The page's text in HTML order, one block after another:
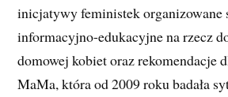
inicjatywy feministek organizowane
informacyjno-edukacyjne na rzecz
domowej kobiet oraz rekomendacje
MaMa, która od 2009 roku badała